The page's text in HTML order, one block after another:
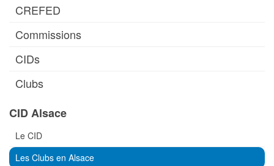
CREFED
Commissions
CIDs
Clubs
CID Alsace
Le CID
Les Clubs en Alsace